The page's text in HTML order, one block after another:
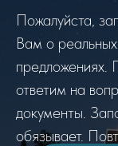
Пожалуйста,
Вам о
предложениях.
ответим на
документы.
обязывает.